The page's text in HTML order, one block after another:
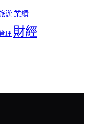
遊業績
理財經